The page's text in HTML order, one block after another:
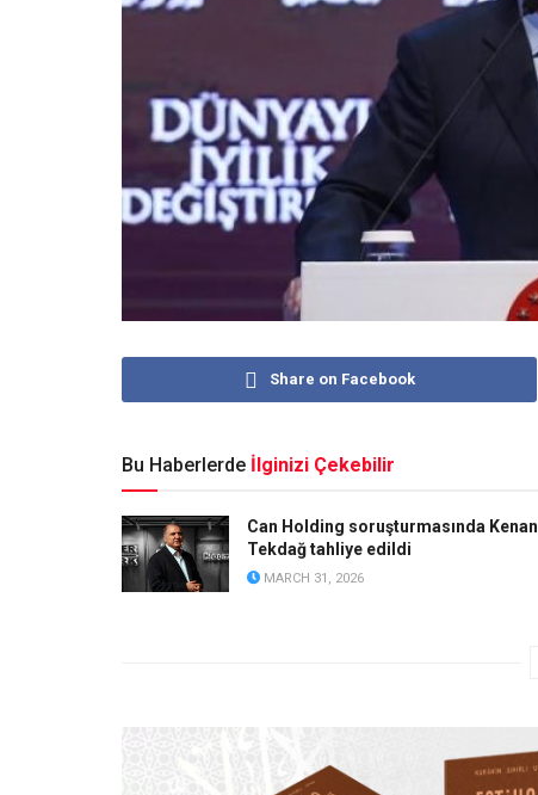
Share on Facebook
Bu Haberlerde İlginizi Çekebilir
Can Holding soruşturmasında Kenan
Tekdağ tahliye edildi
MARCH 31, 2026